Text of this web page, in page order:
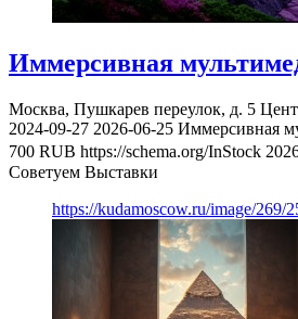
Иммерсивная
Москва, Пушкарев переулок, д. 5
2024-09-27 2026-06-25 Иммерсивная
700 RUB https://schema.org/InStock
Советуем Выставки
https://kudamoscow.ru/image/269/